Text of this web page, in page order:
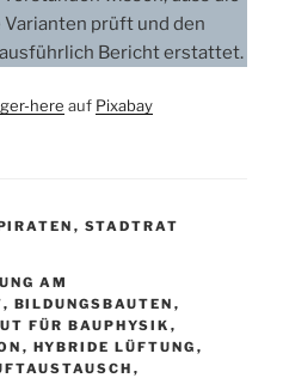
prüft und den
Bericht erstattet.
here auf Pixabay
, STADTRAT
AM
, BILDUNGSBAUTEN ,
FÜR BAUPHYSIK ,
, HYBRIDE LÜFTUNG ,
,